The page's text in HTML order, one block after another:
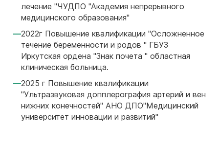
лечение "ЧУДПО "Академия непрерывного
медицинского образования"
2022г Повышение квалификации "Осложненное
течение беременности и родов " ГБУЗ
Иркутская ордена "Знак почета " областная
клиническая больница.
2025 г Повышение квалификации
"Ультразвуковая допплерография артерий и вен
нижних конечностей" АНО ДПО"Медицинский
университет инновации и развитий"